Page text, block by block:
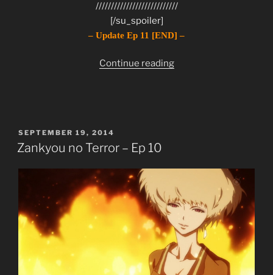
Game
Life
Zankyou
///////////////////////////
[/su_spoiler]
– Update Ep 11 [END] –
Continue reading“Zankyou
POSTED
ON
SEPTEMBER 19, 2014
Zankyou no Terror – Ep 10